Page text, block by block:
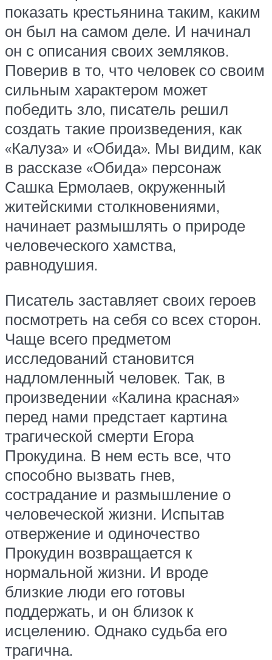
показать крестьянина таким, каким
он был на самом деле. И начинал
он с описания своих земляков.
Поверив в то, что человек со своим
сильным характером может
победить зло, писатель решил
создать такие произведения, как
«Калуза» и «Обида». Мы видим, как
в рассказе «Обида» персонаж
Сашка Ермолаев, окруженный
житейскими столкновениями,
начинает размышлять о природе
человеческого хамства,
равнодушия.
Писатель заставляет своих героев
посмотреть на себя со всех сторон.
Чаще всего предметом
исследований становится
надломленный человек. Так, в
произведении «Калина красная»
перед нами предстает картина
трагической смерти Егора
Прокудина. В нем есть все, что
способно вызвать гнев,
сострадание и размышление о
человеческой жизни. Испытав
отвержение и одиночество
Прокудин возвращается к
нормальной жизни. И вроде
близкие люди его готовы
поддержать, и он близок к
исцелению. Однако судьба его
трагична.